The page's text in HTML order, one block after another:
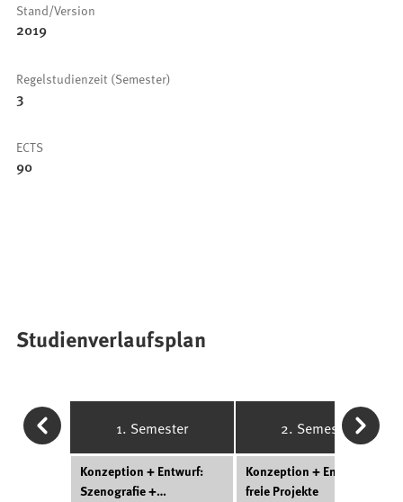
Stand/Version
2019
Regelstudienzeit (Semester)
3
ECTS
90
Studienverlaufsplan
1. Semester 2. Semester
Konzeption + Entwurf:
Szenografie +
Konzeption + Entwurf:
freie Projekte